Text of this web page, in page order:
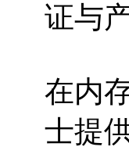
证与
在内
士提